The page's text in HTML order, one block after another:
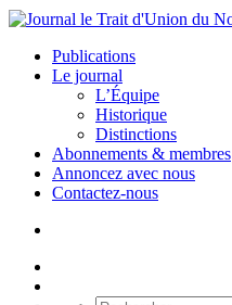
Publications
Le journal
L’Équipe
Historique
Distinctions
Abonnements & membres
Annoncez avec nous
Contactez-nous